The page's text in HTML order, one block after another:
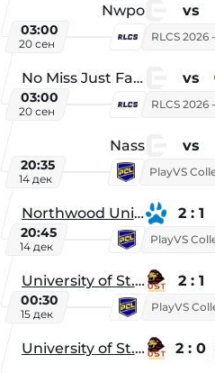
Nwpo vs
03:00
20 сен
No Miss Just Fake vs
03:00
20 сен
Nass vs
20:35
14 дек
Northwood University 2 : 1
20:45
14 дек
University of St. Thomas 2 : 1
00:30
15 дек
University of St. Thomas 2 : 0